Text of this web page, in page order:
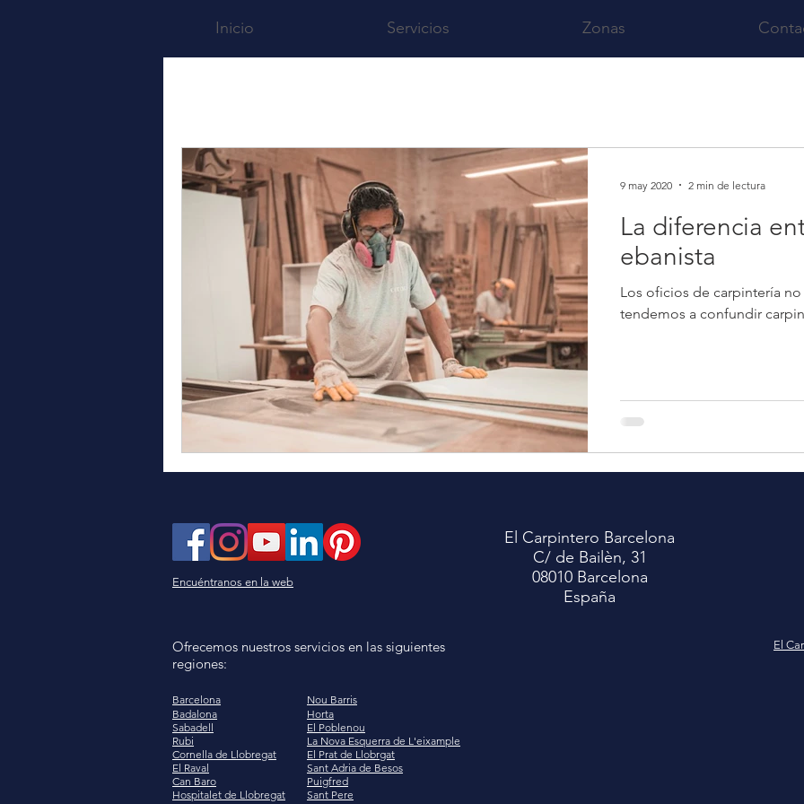
Inicio Servicios Zonas
La diferencia
ebanista
Los oficios de carpintería
tendemos a confundir
9 may 2020 2 min de lectura
Encuéntranos en la web
El Carpintero Barcelona
C/ de Bailèn, 31
08010 Barcelona
España
Ofrecemos nuestros servicios en las siguientes
regiones:
Barcelona
Badalona
Sabadell
Rubi
Cornella de Llobregat
El Raval
Can Baro
Hospitalet de Llobregat
Nou Barris
Horta
El Poblenou
La Nova Esquerra de L'eixample
El Prat de Llobrgat
Sant Adria de Besos
Puigfred
Sant Pere
El